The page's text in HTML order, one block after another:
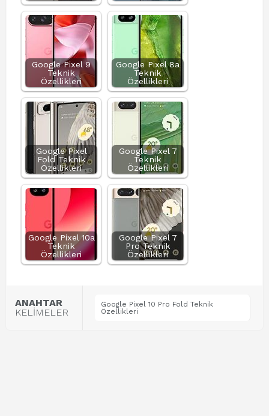
Google Pixel 9
Teknik
Özellikleri
Google Pixel 8a
Teknik
Özellikleri
Google Pixel
Fold Teknik
Özellikleri
Google Pixel 7
Teknik
Özellikleri
Google Pixel 10a
Teknik
Özellikleri
Google Pixel 7
Pro Teknik
Özellikleri
ANAHTAR
KELİMELER
Google Pixel 10 Pro Fold Teknik
Özellikleri